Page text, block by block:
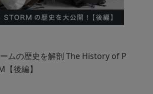
ムの歴史を解剖 The History of P
【後編】